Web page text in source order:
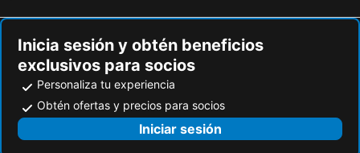
Inicia sesión y obtén beneficios
exclusivos para socios
Personaliza tu experiencia
Obtén ofertas y precios para socios
Iniciar sesión